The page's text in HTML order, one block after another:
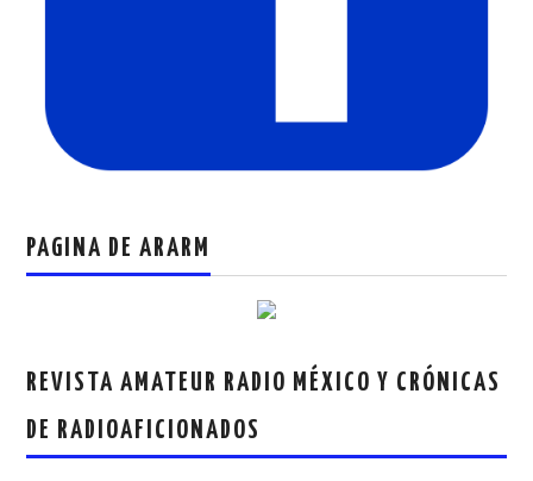
PAGINA DE ARARM
REVISTA AMATEUR RADIO MÉXICO Y CRÓNICAS
DE RADIOAFICIONADOS